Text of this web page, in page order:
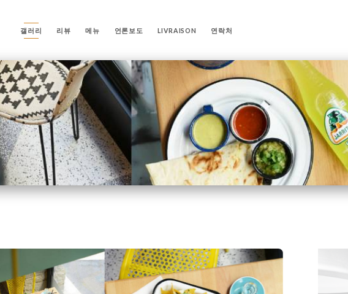
갤러리 리뷰 메뉴 언론보도 LIVRAISON 연락처